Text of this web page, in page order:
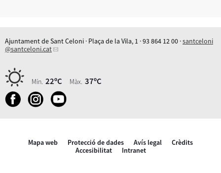
Ajuntament de Sant Celoni · Plaça de la Vila, 1 · 93 864 12 00 ·santceloni
@santceloni.cat
Mín. 22ºC Màx. 37ºC
Mapa web Protecció de dades Avís legal
Crèdits
Accesibilitat
Intranet